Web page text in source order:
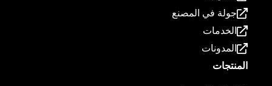
جولة في المصنع
الخدمات
المدونات
المنتجات